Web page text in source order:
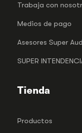
Trabaja con
Medios de pago
Asesores Super
SUPER
Tienda
Productos